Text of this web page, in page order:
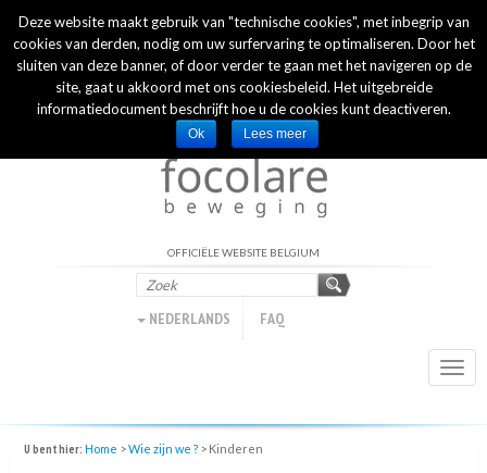
INTERNATIONAL OFFICIAL WEBSITE
OFFICIËLE WEBSITE BELGIUM
NEDERLANDS FAQ
U bent hier: Home >Wie zijn we ? > Kinderen
Deze website maakt gebruik van "technische cookies", met inbegrip van
cookies van derden, nodig om uw surfervaring te optimaliseren. Door het
sluiten van deze banner, of door verder te gaan met het navigeren op de
site, gaat u akkoord met ons cookiesbeleid. Het uitgebreide
informatiedocument beschrijft hoe u de cookies kunt deactiveren.
Ok Lees meer